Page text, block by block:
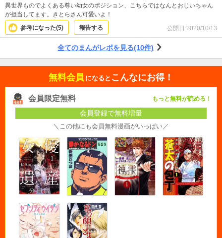
異世界ものでよくある尊い幼女のポジション、こちらではなんとおじいちゃん
が担当してます。きとらさん可愛いよ！
参考になった(5) 報告する 公開日:2020/10/13
全てのまんがレポを見る(10件)
無料会員 になると こんなにお得！
会員限定無料 もっと無料が読める！
会員登録で無料増量
＼この他にも会員無料漫画がいっぱい／